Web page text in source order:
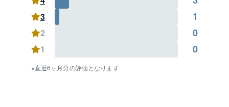
3 1
2 0
1 0
直近6ヶ月分の評価となります